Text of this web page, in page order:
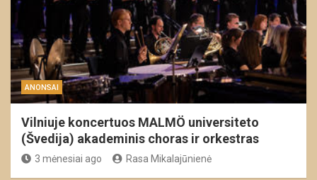
ANONSAI
Vilniuje koncertuos MALMÖ universiteto
(Švedija) akademinis choras ir orkestras
3 mėnesiai ago Rasa Mikalajūnienė